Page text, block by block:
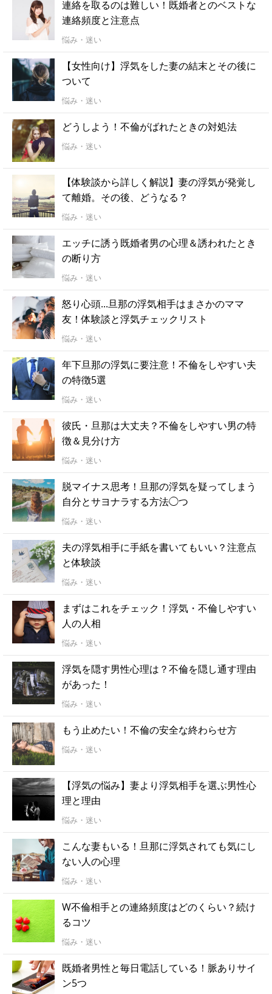
連絡を取るのは難しい！既婚者とのベストな
連絡頻度と注意点
悩み・迷い
【女性向け】浮気をした妻の結末とその後に
ついて
悩み・迷い
どうしよう！不倫がばれたときの対処法
悩み・迷い
【体験談から詳しく解説】妻の浮気が発覚し
て離婚。その後、どうなる？
悩み・迷い
エッチに誘う既婚者男の心理＆誘われたとき
の断り方
悩み・迷い
怒り心頭...旦那の浮気相手はまさかのママ
友！体験談と浮気チェックリスト
悩み・迷い
年下旦那の浮気に要注意！不倫をしやすい夫
の特徴5選
悩み・迷い
彼氏・旦那は大丈夫？不倫をしやすい男の特
徴＆見分け方
悩み・迷い
脱マイナス思考！旦那の浮気を疑ってしまう
自分とサヨナラする方法◯つ
悩み・迷い
夫の浮気相手に手紙を書いてもいい？注意点
と体験談
悩み・迷い
まずはこれをチェック！浮気・不倫しやすい
人の人相
悩み・迷い
浮気を隠す男性心理は？不倫を隠し通す理由
があった！
悩み・迷い
もう止めたい！不倫の安全な終わらせ方
悩み・迷い
【浮気の悩み】妻より浮気相手を選ぶ男性心
理と理由
悩み・迷い
こんな妻もいる！旦那に浮気されても気にし
ない人の心理
悩み・迷い
W不倫相手との連絡頻度はどのくらい？続け
るコツ
悩み・迷い
既婚者男性と毎日電話している！脈ありサイ
ン5つ